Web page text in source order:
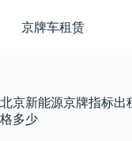
过
京牌车租赁
北京新能源京牌指标出
格多少